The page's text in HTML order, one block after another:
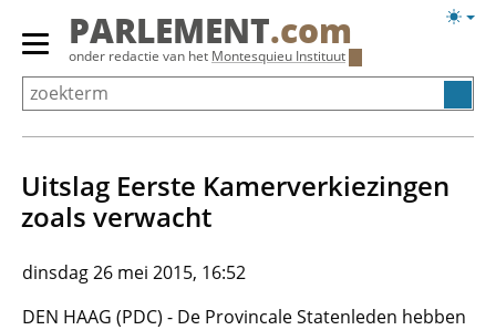
Overslaan
Primair
menu
tonen/verbergen
PARLEMENT.com
onder redactie van het Montesquieu Instituut
Uitslag Eerste Kamerverkiezingen
zoals verwacht
dinsdag 26 mei 2015, 16:52
DEN HAAG (PDC) - De Provincale Statenleden hebben